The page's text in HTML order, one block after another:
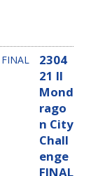
2304
21 II
Mond
rago
n City
Chall
enge
FINAL